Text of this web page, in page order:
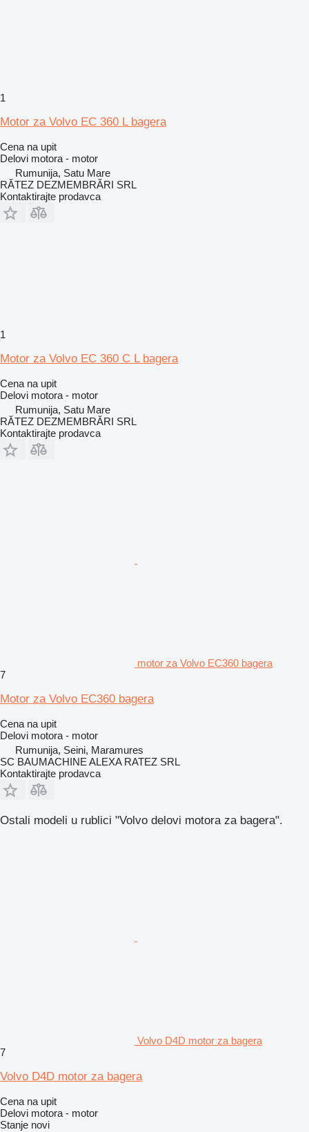
1
Motor za Volvo EC 360 L bagera
Cena na upit
Delovi motora - motor
Rumunija, Satu Mare
RĂTEZ DEZMEMBRĂRI SRL
Kontaktirajte prodavca
1
Motor za Volvo EC 360 C L bagera
Cena na upit
Delovi motora - motor
Rumunija, Satu Mare
RĂTEZ DEZMEMBRĂRI SRL
Kontaktirajte prodavca
motor za Volvo EC360 bagera
7
Motor za Volvo EC360 bagera
Cena na upit
Delovi motora - motor
Rumunija, Seini, Maramures
SC BAUMACHINE ALEXA RATEZ SRL
Kontaktirajte prodavca
Ostali modeli u rublici "Volvo delovi motora za bagerа".
Volvo D4D motor za bagera
7
Volvo D4D motor za bagera
Cena na upit
Delovi motora - motor
Stanje novi